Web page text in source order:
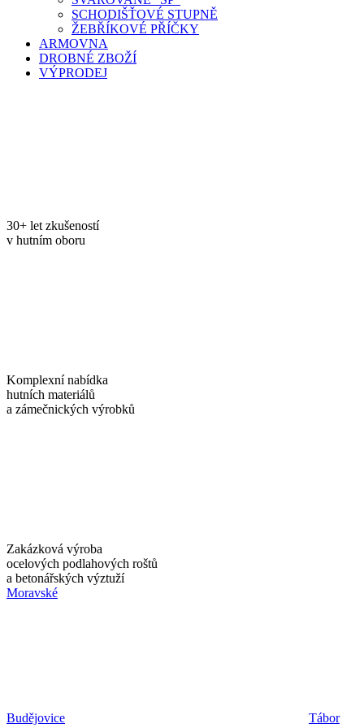
SCHODIŠŤOVÉ STUPNĚ
ŽEBŘÍKOVÉ PŘÍČKY
ARMOVNA
DROBNÉ ZBOŽÍ
VÝPRODEJ
30+ let zkušeností
v hutním oboru
Komplexní nabídka
hutních materiálů
a zámečnických výrobků
Zakázková výroba
ocelových podlahových roštů
a betonářských výztuží
Moravské
Budějovice Tábor